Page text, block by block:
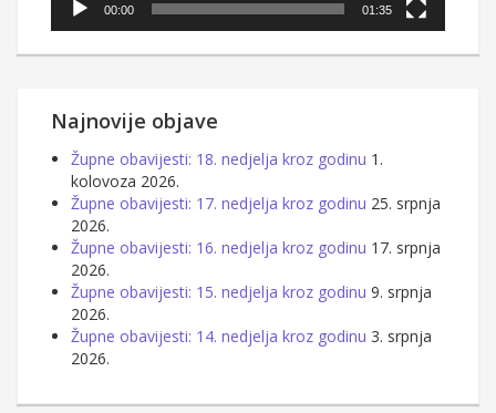
00:00 01:35
Najnovije objave
Župne obavijesti: 18. nedjelja kroz godinu 1.
kolovoza 2026.
Župne obavijesti: 17. nedjelja kroz godinu 25. srpnja
2026.
Župne obavijesti: 16. nedjelja kroz godinu 17. srpnja
2026.
Župne obavijesti: 15. nedjelja kroz godinu 9. srpnja
2026.
Župne obavijesti: 14. nedjelja kroz godinu 3. srpnja
2026.